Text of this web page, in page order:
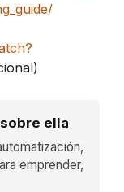
ella
emprender,